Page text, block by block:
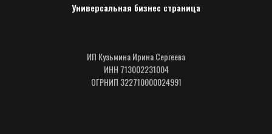
Универсальная бизнес страница
ИП Кузьмина Ирина Сергеева
ИНН 713002231004
ОГРНИП 322710000024991